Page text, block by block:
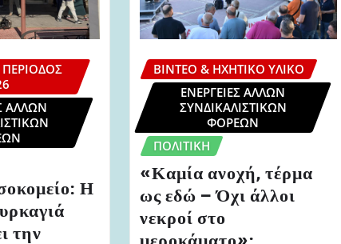
ΠΕΡΊΟΔΟΣ
ΆΛΛΩΝ
Η
την
ΒΊΝΤΕΟ & ΗΧΗΤΙΚΌ ΥΛΙΚΌ
ΕΝΈΡΓΕΙΕΣ ΆΛΛΩΝ
ΣΥΝΔΙΚΑΛΙΣΤΙΚΏΝ
ΦΟΡΈΩΝ
ΠΟΛΙΤΙΚΉ
«Καμία ανοχή, τέρμα
ως εδώ – Όχι άλλοι
νεκροί στο